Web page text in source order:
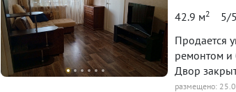
пешей
поликлиника. Документы готовы к сделке, один взрослый собственник,
и долгов. Показ в удобное для Вас время, по предварительной договоренности.
42.9 м2 5/
Продается
ремонтом и
Двор
размещено: